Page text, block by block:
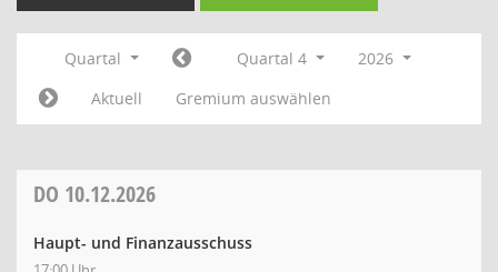
Quartal Quartal 4
2026
Aktuell
Gremium auswählen
DO 10.12.2026
Haupt- und Finanzausschuss